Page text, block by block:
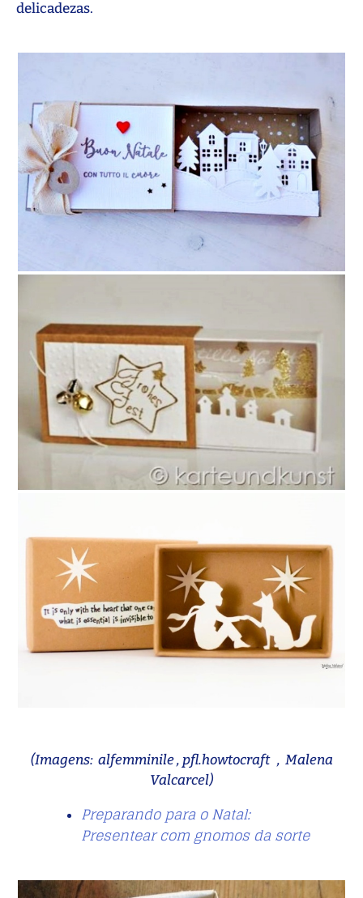
delicadezas.
(Imagens: alfemminile , pfl.howtocraft , Malena
Valcarcel)
Preparando para o Natal:
Presentear com gnomos da sorte